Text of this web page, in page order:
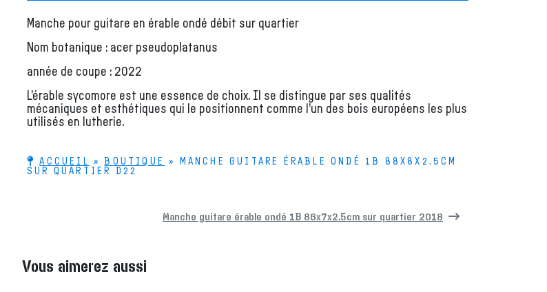
Manche pour guitare en érable ondé débit sur quartier
Nom botanique : acer pseudoplatanus
année de coupe : 2022
L’érable sycomore est une essence de choix. Il se distingue par ses qualités
mécaniques et esthétiques qui le positionnent comme l’un des bois européens les plus
utilisés en lutherie.
ACCUEIL »BOUTIQUE »
MANCHE GUITARE ÉRABLE ONDÉ 1B 88X8X2.5CM
SUR QUARTIER D22
Manche guitare érable ondé 1B 86x7x2.5cm sur quartier 2018
Vous aimerez aussi